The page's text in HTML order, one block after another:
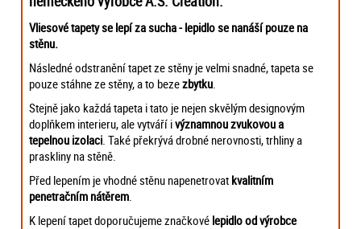
Vliesové tapety se lepí za sucha - lepidlo se nanáší pouze na
stěnu.
Následné odstranění tapet ze stěny je velmi snadné, tapeta se
pouze stáhne ze stěny, a to bezezbytku.
Stejně jako každá tapeta i tato je nejen skvělým designovým
doplňkem interieru, ale vytváří ivýznamnou zvukovou a
tepelnou izolaci. Také překrývá drobné nerovnosti, trhliny a
praskliny na stěně.
Před lepením je vhodné stěnu napenetrovat kvalitním
penetračním nátěrem.
K lepení tapet doporučujeme značkové lepidlo od výrobce